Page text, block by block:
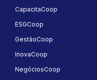
CapacitaCoop
ESGCoop
GestãoCoop
InovaCoop
NegóciosCoop